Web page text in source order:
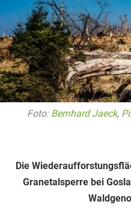
Foto: Bernhard Jaeck,
Die
Granetalsperre bei